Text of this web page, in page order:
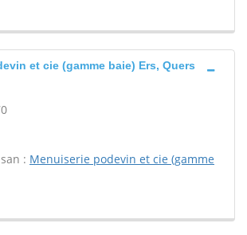
et cie (gamme baie) Ers, Quers
: Menuiserie podevin et cie (gamme